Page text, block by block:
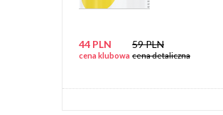
44 PLN
cena klubowa
59 PLN
cena detaliczna